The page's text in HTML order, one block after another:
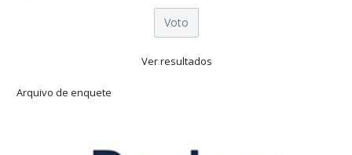
Ver resultados
Arquivo de enquete